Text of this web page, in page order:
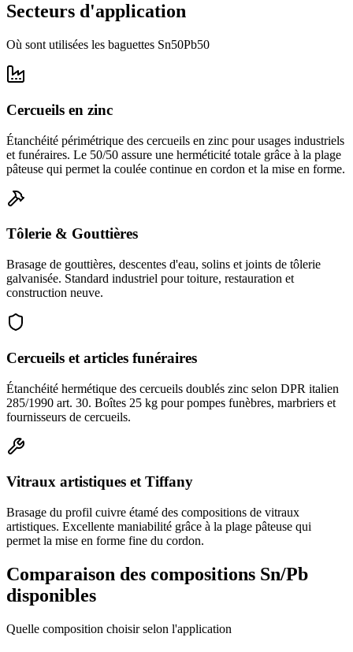
Secteurs d'application
Où sont utilisées les baguettes Sn50Pb50
Cercueils en zinc
Étanchéité périmétrique des cercueils en zinc pour usages industriels
et funéraires. Le 50/50 assure une herméticité totale grâce à la plage
pâteuse qui permet la coulée continue en cordon et la mise en forme.
Tôlerie & Gouttières
Brasage de gouttières, descentes d'eau, solins et joints de tôlerie
galvanisée. Standard industriel pour toiture, restauration et
construction neuve.
Cercueils et articles funéraires
Étanchéité hermétique des cercueils doublés zinc selon DPR italien
285/1990 art. 30. Boîtes 25 kg pour pompes funèbres, marbriers et
fournisseurs de cercueils.
Vitraux artistiques et Tiffany
Brasage du profil cuivre étamé des compositions de vitraux
artistiques. Excellente maniabilité grâce à la plage pâteuse qui
permet la mise en forme fine du cordon.
Comparaison des compositions Sn/Pb
disponibles
Quelle composition choisir selon l'application